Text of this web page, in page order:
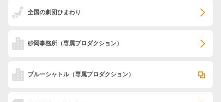
全国の劇団ひまわり
砂岡事務所 （専属プロダクション）
ブルーシャトル（専属プロダクション）